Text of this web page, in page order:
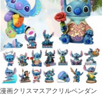
漫画クリスマスアクリルペンダン